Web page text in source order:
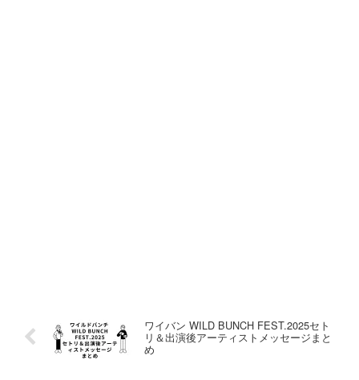
ワイバン WILD BUNCH FEST.2025セト
リ＆出演後アーティストメッセージまと
め